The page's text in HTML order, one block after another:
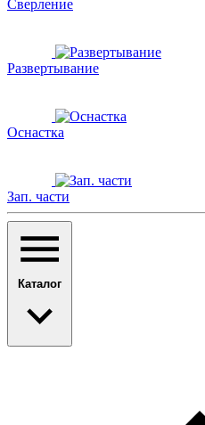
Сверление
Развертывание
Оснастка
Зап. части
Каталог